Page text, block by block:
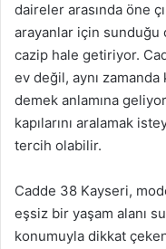
daireler arasında öne
arayanlar için sunduğu
cazip hale getiriyor.
ev değil, aynı
demek anlamına
kapılarını aralamak
tercih olabilir.
Cadde 38 Kayseri,
eşsiz bir yaşam alanı
konumuyla dikkat